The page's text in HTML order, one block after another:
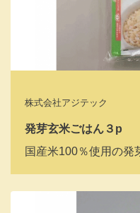
株式会社アジテック
発芽玄米ごはん３p
国産米100％使用の発